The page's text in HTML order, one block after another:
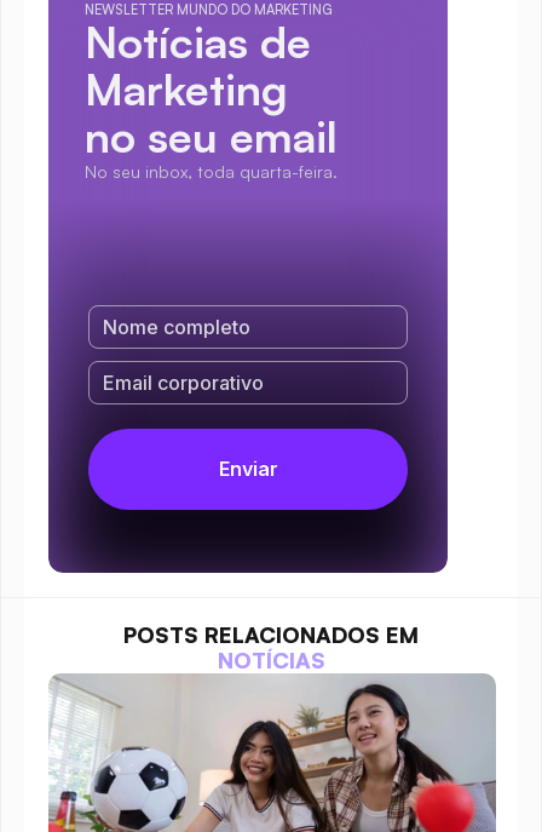
NEWSLETTER MUNDO DO MARKETING
Notícias de
Marketing
no seu email
No seu inbox, toda quarta-feira.
POSTS RELACIONADOS EM
NOTÍCIAS